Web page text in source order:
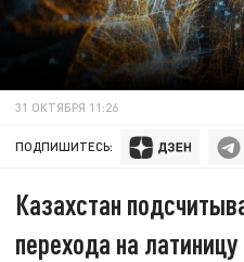
31 ОКТЯБРЯ 11:26
ПОДПИШИТЕСЬ:
Казахстан
перехода на латиницу